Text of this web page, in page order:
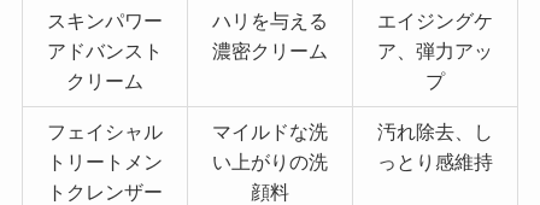
スキンパワー
アドバンスト
クリーム
ハリを与える
濃密クリーム
エイジングケ
ア、弾力アッ
プ
フェイシャル
トリートメン
トクレンザー
マイルドな洗
い上がりの洗
顔料
汚れ除去、し
っとり感維持